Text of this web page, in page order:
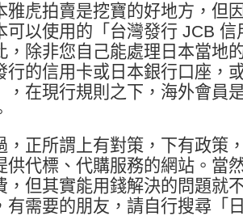
雅虎拍賣是挖寶的好地方，但
可以使用的「台灣發行 JCB
，除非您自己能處理日本當地
行的信用卡或日本銀行口座，
，在現行規則之下，海外會員
，正所謂上有對策，下有政策
供代標、代購服務的網站。當
，但其實能用錢解決的問題就
有需要的朋友，請自行搜尋「